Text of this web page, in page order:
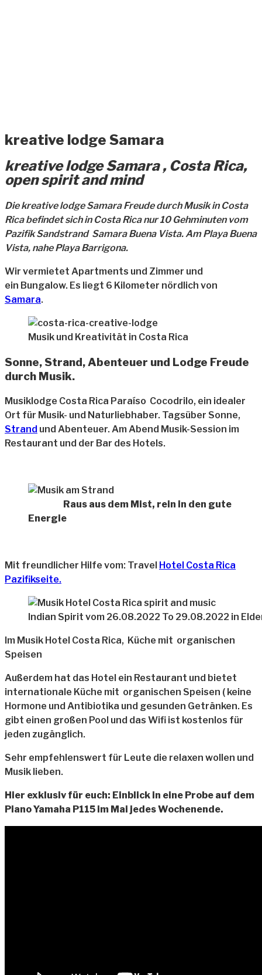
kreative lodge Samara
kreative lodge Samara , Costa Rica,
open spirit and mind
Die kreative lodge Samara Freude durch Musik in Costa
Rica befindet sich in Costa Rica nur 10 Gehminuten vom
Pazifik Sandstrand Samara Buena Vista. Am Playa Buena
Vista, nahe Playa Barrigona.
Wir vermietet Apartments und Zimmer und
ein Bungalow. Es liegt 6 Kilometer nördlich von
Samara.
Musik und Kreativität in Costa Rica
Sonne, Strand, Abenteuer und Lodge Freude
durch Musik.
Musiklodge Costa Rica Paraíso Cocodrilo, ein idealer
Ort für Musik- und Naturliebhaber. Tagsüber Sonne,
Strand und Abenteuer. Am Abend Musik-Session im
Restaurant und der Bar des Hotels.
Raus aus dem Mist, rein in den gute
Energie
Mit freundlicher Hilfe vom: Travel Hotel Costa Rica
Pazifikseite.
Indian Spirit vom 26.08.2022 To 29.08.2022 in
Im Musik Hotel Costa Rica, Küche mit organischen
Speisen
Außerdem hat das Hotel ein Restaurant und bietet
internationale Küche mit organischen Speisen ( keine
Hormone und Antibiotika und gesunden Getränken. Es
gibt einen großen Pool und das Wifi ist kostenlos für
jeden zugänglich.
Sehr empfehlenswert für Leute die relaxen wollen und
Musik lieben.
Hier exklusiv für euch: Einblick in eine Probe auf dem
Piano Yamaha P115 im Mai jedes Wochenende.